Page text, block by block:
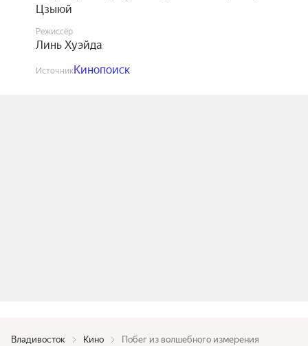
Цзыюй
Режиссёр
Линь Хуэйда
ИсточникКинопоиск
Владивосток Кино Побег из волшебного измерения